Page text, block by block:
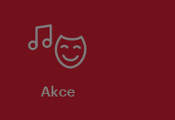
Akce